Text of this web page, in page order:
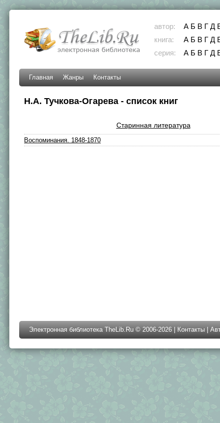
автор: А Б В Г Д
книга:
А Б В Г Д
серия:
А Б В Г Д
Главная Жанры Контакты
Н.А. Тучкова-Огарева - список книг
Старинная литература
Воспоминания. 1848-1870
Электронная библиотека TheLib.Ru © 2006-2026 | Контакты |